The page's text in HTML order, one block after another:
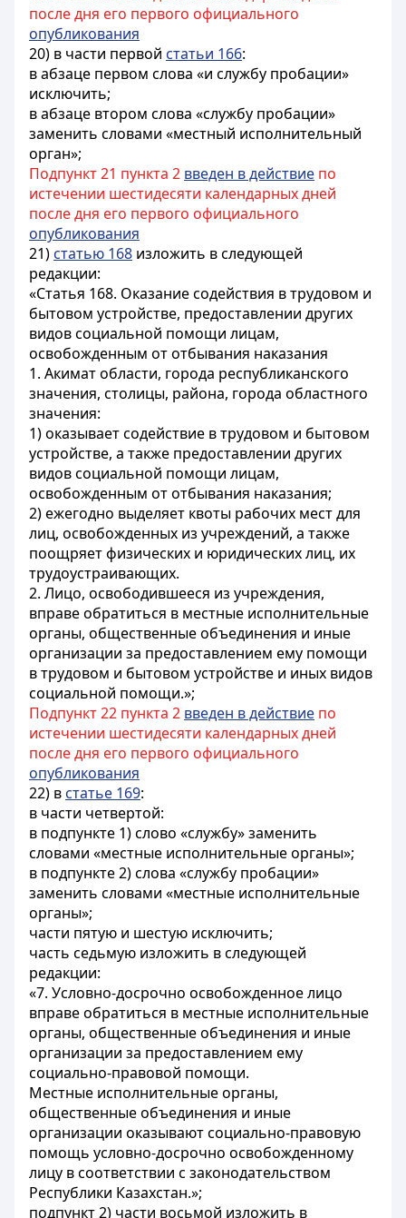
после дня его первого официального
опубликования
20) в части первой статьи 166:
в абзаце первом слова «и службу пробации»
исключить;
в абзаце втором слова «службу пробации»
заменить словами «местный исполнительный
орган»;
Подпункт 21 пункта 2 введен в действие по
истечении шестидесяти календарных дней
после дня его первого официального
опубликования
21) статью 168 изложить в следующей
редакции:
«Статья 168. Оказание содействия в трудовом и
бытовом устройстве, предоставлении других
видов социальной помощи лицам,
освобожденным от отбывания наказания
1. Акимат области, города республиканского
значения, столицы, района, города областного
значения:
1) оказывает содействие в трудовом и бытовом
устройстве, а также предоставлении других
видов социальной помощи лицам,
освобожденным от отбывания наказания;
2) ежегодно выделяет квоты рабочих мест для
лиц, освобожденных из учреждений, а также
поощряет физических и юридических лиц, их
трудоустраивающих.
2. Лицо, освободившееся из учреждения,
вправе обратиться в местные исполнительные
органы, общественные объединения и иные
организации за предоставлением ему помощи
в трудовом и бытовом устройстве и иных видов
социальной помощи.»;
Подпункт 22 пункта 2 введен в действие по
истечении шестидесяти календарных дней
после дня его первого официального
опубликования
22) в статье 169:
в части четвертой:
в подпункте 1) слово «службу» заменить
словами «местные исполнительные органы»;
в подпункте 2) слова «службу пробации»
заменить словами «местные исполнительные
органы»;
части пятую и шестую исключить;
часть седьмую изложить в следующей
редакции:
«7. Условно-досрочно освобожденное лицо
вправе обратиться в местные исполнительные
органы, общественные объединения и иные
организации за предоставлением ему
социально-правовой помощи.
Местные исполнительные органы,
общественные объединения и иные
организации оказывают социально-правовую
помощь условно-досрочно освобожденному
лицу в соответствии с законодательством
Республики Казахстан.»;
подпункт 2) части восьмой изложить в